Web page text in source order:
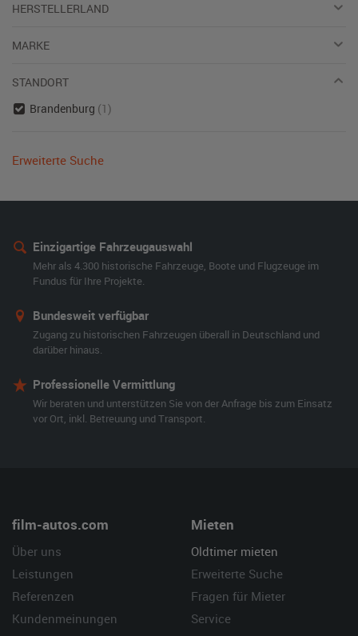
HERSTELLERLAND
MARKE
STANDORT
Brandenburg (1)
Erweiterte Suche
Einzigartige Fahrzeugauswahl
Mehr als 4.300 historische Fahrzeuge, Boote und Flugzeuge im
Fundus für Ihre Projekte.
Bundesweit verfügbar
Zugang zu historischen Fahrzeugen überall in Deutschland und
darüber hinaus.
Professionelle Vermittlung
Wir beraten und unterstützen Sie von der Anfrage bis zum Einsatz
vor Ort, inkl. Betreuung und Transport.
film-autos.com
Über uns
Leistungen
Referenzen
Kundenmeinungen
Mieten
Oldtimer mieten
Erweiterte Suche
Fragen für Mieter
Service